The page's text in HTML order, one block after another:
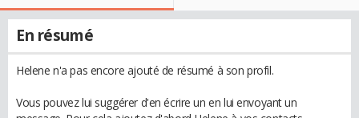
En résumé
Helene n'a pas encore ajouté de résumé à son profil.
Vous pouvez lui suggérer d'en écrire un en lui envoyant un